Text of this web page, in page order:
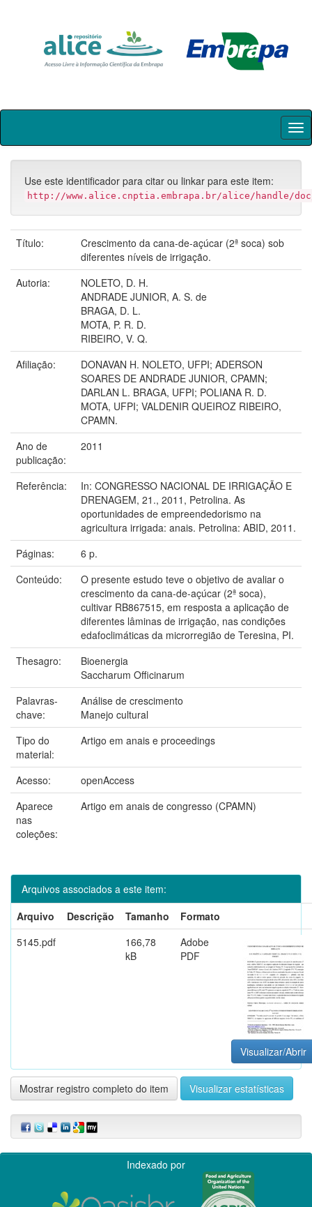
Skip
Use este identificador para citar ou linkar para este item:
http://www.alice.cnptia.embrapa.br/alice/handle/
Título:
Crescimento da cana-de-açúcar (2ª soca) sob
diferentes níveis de irrigação.
Autoria:
NOLETO, D. H.
ANDRADE JUNIOR, A. S. de
BRAGA, D. L.
MOTA, P. R. D.
RIBEIRO, V. Q.
Afiliação:
DONAVAN H. NOLETO, UFPI; ADERSON
SOARES DE ANDRADE JUNIOR, CPAMN;
DARLAN L. BRAGA, UFPI; POLIANA R. D.
MOTA, UFPI; VALDENIR QUEIROZ RIBEIRO,
CPAMN.
Ano de
publicação:
2011
Referência:
In: CONGRESSO NACIONAL DE IRRIGAÇÃO E
DRENAGEM, 21., 2011, Petrolina. As
oportunidades de empreendedorismo na
agricultura irrigada: anais. Petrolina: ABID, 2011.
Páginas:
6 p.
Conteúdo:
O presente estudo teve o objetivo de avaliar o
crescimento da cana-de-açúcar (2ª soca),
cultivar RB867515, em resposta a aplicação de
diferentes lâminas de irrigação, nas condições
edafoclimáticas da microrregião de Teresina, PI.
Thesagro:
Bioenergia
Saccharum Officinarum
Palavras-
chave:
Análise de crescimento
Manejo cultural
Tipo do
material:
Artigo em anais e proceedings
Acesso:
openAccess
Aparece
nas
coleções:
Artigo em anais de congresso (CPAMN)
Arquivos associados a este item:
Arquivo
Descrição Tamanho
Formato
5145.pdf
166,78
kB
Adobe
PDF
Visualizar/Abrir
Mostrar registro completo do item Visualizar estatísticas
Indexado por